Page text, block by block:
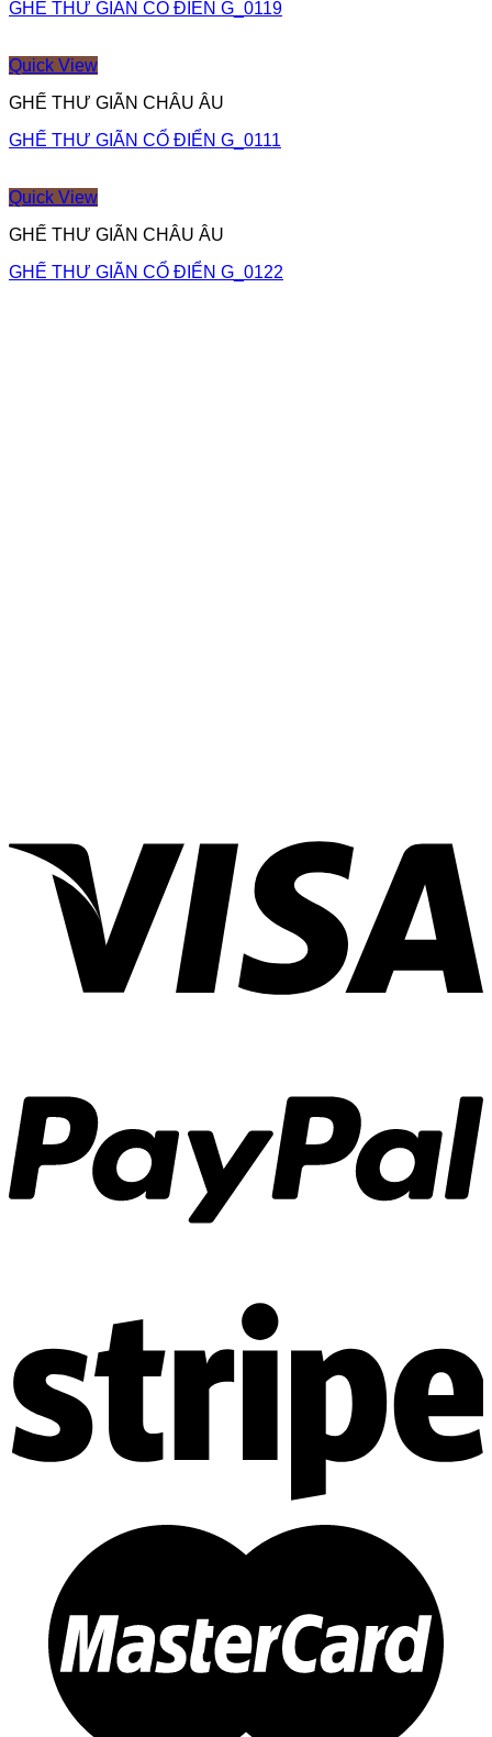
GHẾ THƯ GIÃN CỔ ĐIỂN G_0119
Quick View
GHẾ THƯ GIÃN CHÂU ÂU
GHẾ THƯ GIÃN CỔ ĐIỂN G_0111
Quick View
GHẾ THƯ GIÃN CHÂU ÂU
GHẾ THƯ GIÃN CỔ ĐIỂN G_0122